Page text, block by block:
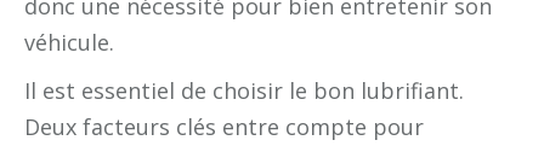
véhicule.
Il est essentiel de choisir le bon lubrifiant.
Deux facteurs clés entre compte pour